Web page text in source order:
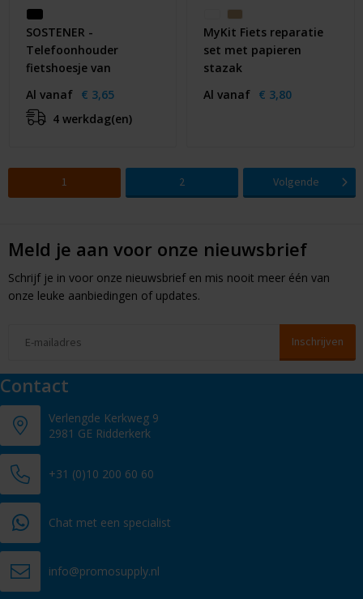
SOSTENER -
Telefoonhouder
fietshoesje van
Al vanaf € 3,65
4 werkdag(en)
MyKit Fiets reparatie
set met papieren
stazak
Al vanaf € 3,80
1 2 Volgende
Meld je aan voor onze nieuwsbrief
Schrijf je in voor onze nieuwsbrief en mis nooit meer één van
onze leuke aanbiedingen of updates.
Contact
Verlengde Kerkweg 9
2981 GE Ridderkerk
+31 (0)10 200 60 60
Chat met een specialist
info@promosupply.nl